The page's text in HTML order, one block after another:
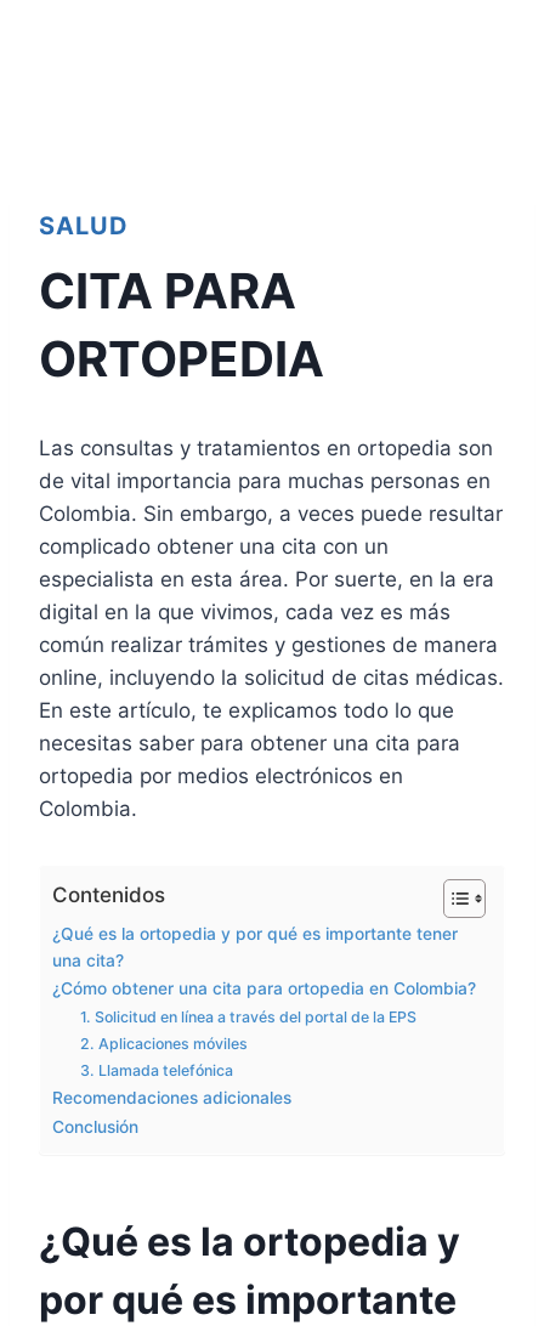
SALUD
CITA PARA
ORTOPEDIA
Las consultas y tratamientos en ortopedia son
de vital importancia para muchas personas en
Colombia. Sin embargo, a veces puede resultar
complicado obtener una cita con un
especialista en esta área. Por suerte, en la era
digital en la que vivimos, cada vez es más
común realizar trámites y gestiones de manera
online, incluyendo la solicitud de citas médicas.
En este artículo, te explicamos todo lo que
necesitas saber para obtener una cita para
ortopedia por medios electrónicos en
Colombia.
Contenidos
¿Qué es la ortopedia y por qué es importante tener
una cita?
¿Cómo obtener una cita para ortopedia en Colombia?
1. Solicitud en línea a través del portal de la EPS
2. Aplicaciones móviles
3. Llamada telefónica
Recomendaciones adicionales
Conclusión
¿Qué es la ortopedia y
por qué es importante